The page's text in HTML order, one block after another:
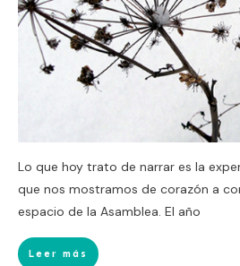
Lo que hoy trato de narrar es la
que nos mostramos de corazón a
espacio de la Asamblea. El año
Leer más